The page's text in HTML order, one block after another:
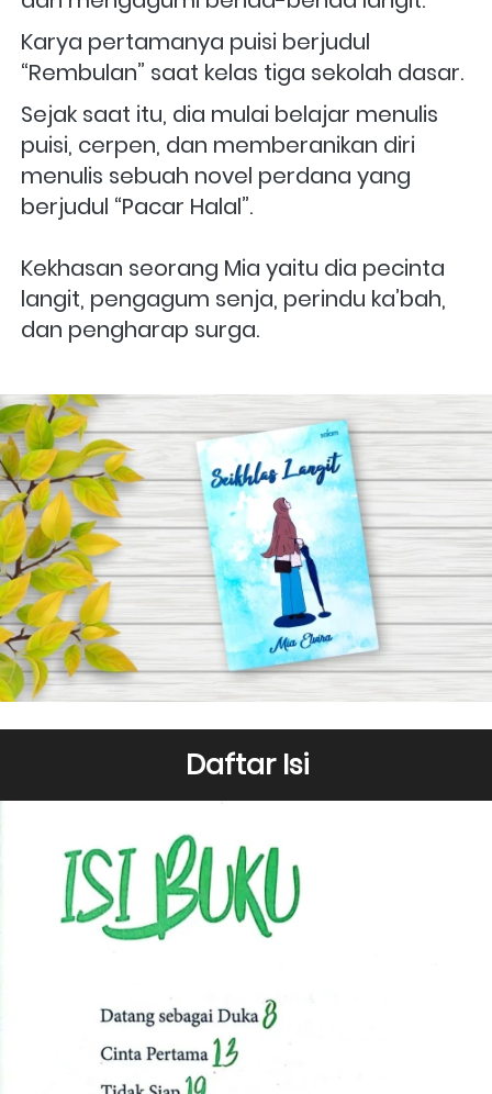
Karya pertamanya puisi berjudul
“Rembulan” saat kelas tiga sekolah dasar.
Sejak saat itu, dia mulai belajar menulis
puisi, cerpen, dan memberanikan diri
menulis sebuah novel perdana yang
berjudul “Pacar Halal”.
Kekhasan seorang Mia yaitu dia pecinta
langit, pengagum senja, perindu ka’bah,
dan pengharap surga.
Daftar Isi